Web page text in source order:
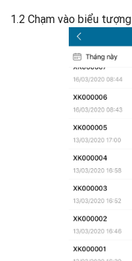
1.2 Chạm vào biểu tượng